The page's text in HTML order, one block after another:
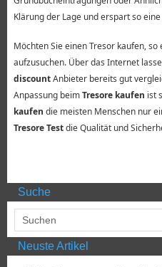
Klärung der Lage und erspart so
Möchten Sie einen Tresor kaufen,
aufzusuchen. Über das Internet
discountAnbieter bereits gut
Anpassung beimTresore kaufen ist
kaufen die meisten Menschen nur
Tresore Testdie Qualität und
Suche
Neuste Artikel